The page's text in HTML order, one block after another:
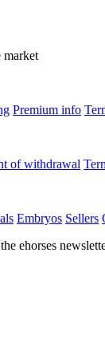
market
Premium info
of withdrawal
Embryos Sellers
ehorses